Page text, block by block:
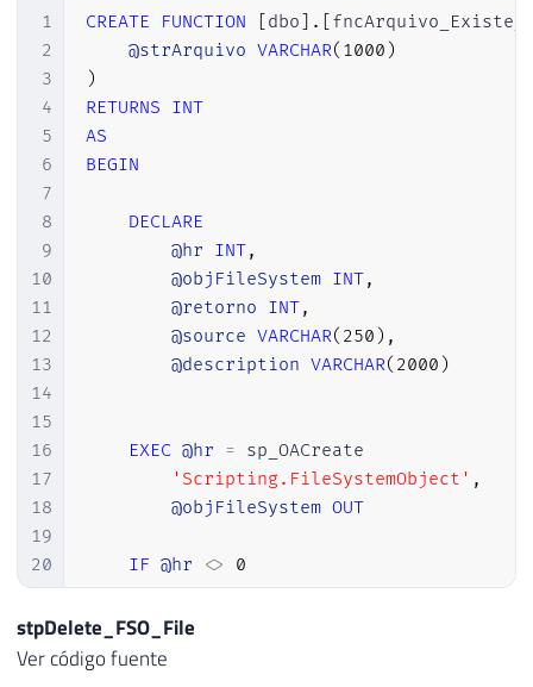
27
28
29
30
31
32
33
34
35
36
37
38
39
40
41
42
43
44
45
46
47
49
50
SELECT
@objErrorObject
=
IF
'CreateTextFile'
@objTextStream
@Ds_Arquivo
2 ,
True
SELECT
@objErrorObject =
@strErrorMessage
IF @HR = 0
1
2
3
4
5
6
7
8
9
10
11
12
13
14
15
16
17
18
19
20
21
22
23
CREATE FUNCTION dbo .
@strArquivo VARCHAR( 1000 )
)
RETURNS INT
AS
BEGIN
DECLARE
@hr INT,
@objFileSystem INT,
@retorno INT,
@source VARCHAR( 250 ) ,
@description VARCHAR( 2000 )
EXEC @hr = sp_OACreate
'Scripting.FileSystemObject' ,
@objFileSystem OUT
IF @hr <>
0
BEGIN
stpDelete_FSO_File
Ver código fuente